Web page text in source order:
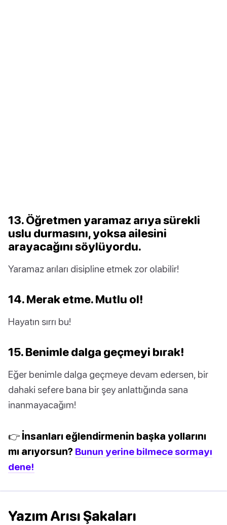
13. Öğretmen yaramaz arıya sürekli
uslu durmasını, yoksa ailesini
arayacağını söylüyordu.
Yaramaz arıları disipline etmek zor olabilir!
14. Merak etme. Mutlu ol!
Hayatın sırrı bu!
15. Benimle dalga geçmeyi bırak!
Eğer benimle dalga geçmeye devam edersen, bir
dahaki sefere bana bir şey anlattığında sana
inanmayacağım!
👉 İnsanları eğlendirmenin başka yollarını
mı arıyorsun? Bunun yerine bilmece sormayı
dene!
Yazım Arısı Şakaları